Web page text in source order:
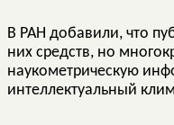
В РАН добавили, что
них средств, но
наукометрическую
интеллектуальный